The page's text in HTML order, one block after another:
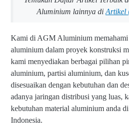
Aluminium lainnya di Artikel
Kami di AGM Aluminium memahami
aluminium dalam proyek konstruksi
kami menyediakan berbagai pilihan
aluminium, partisi aluminium, dan
disesuaikan dengan kebutuhan dan
adanya jaringan distribusi yang luas,
kebutuhan material aluminium anda
Indonesia.